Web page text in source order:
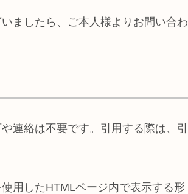
ましたら、ご本人様よりお問い合わ
連絡は不要です。引用する際は、引
用したHTMLページ内で表示する形